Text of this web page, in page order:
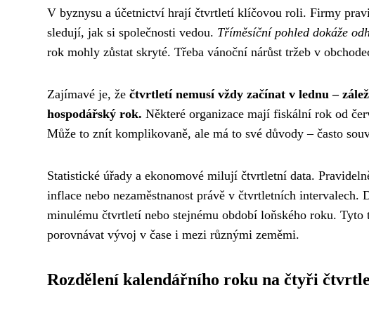
V byznysu a účetnictví hrají čtvrtletí klíčovou roli. Firmy
sledují, jak si společnosti vedou. Tříměsíční pohled dokáže
rok mohly zůstat skryté. Třeba vánoční nárůst tržeb v
Zajímavé je, že čtvrtletí nemusí vždy začínat v lednu –
hospodářský rok. Některé organizace mají fiskální rok od
Může to znít komplikovaně, ale má to své důvody – často
Statistické úřady a ekonomové milují čtvrtletní data.
inflace nebo nezaměstnanost právě v čtvrtletních
minulému čtvrtletí nebo stejnému období loňského roku.
porovnávat vývoj v čase i mezi různými zeměmi.
Rozdělení kalendářního roku na čtyři